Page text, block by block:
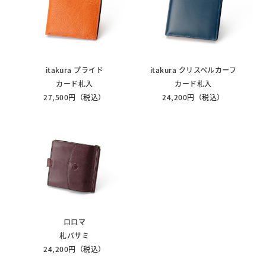
itakura プライド
カード札入
27,500円（税込）
itakura クリスペルカーフ
カード札入
24,200円（税込）
ロロマ
札バサミ
24,200円（税込）